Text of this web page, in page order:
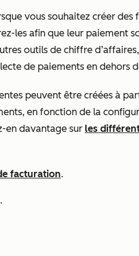
vous souhaitez créer
les afin que leur paiement
outils de chiffre
de paiements en dehors
peuvent être créées à
en fonction de la
en davantage sur les
facturation.
.